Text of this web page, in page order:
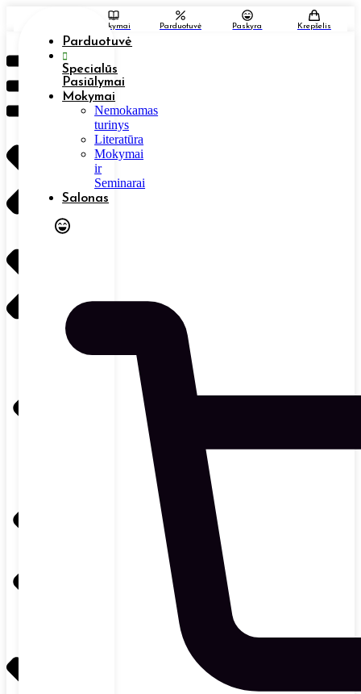
Parduotuvė
Specialūs
Pasiūlymai
Mokymai
Nemokamas
turinys
Literatūra
Mokymai
ir
Seminarai
Salonas
Mokymai Parduotuvė Paskyra Krepšelis